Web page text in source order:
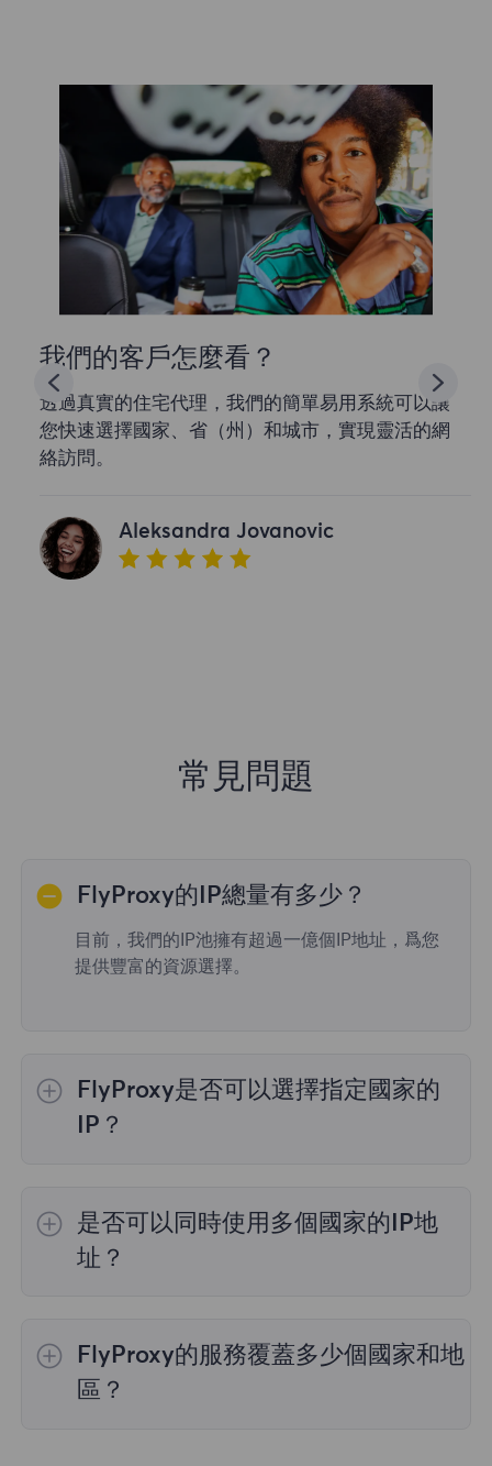
我們的客戶怎麼看？
透過真實的住宅代理，我們的簡單易用系統可以讓
您快速選擇國家、省（州）和城市，實現靈活的網
絡訪問。
Aleksandra Jovanovic
常見問題
FlyProxy的IP總量有多少？
目前，我們的IP池擁有超過一億個IP地址，爲您
提供豐富的資源選擇。
FlyProxy是否可以選擇指定國家的
IP？
的代理選擇； 靜態住宅代理提供36個國家的代
理，購買時您可以選擇所需的國家。
是否可以同時使用多個國家的IP地
址？
有用。您可以在管理面板中自由選擇和切換不同
國家的IP地址。
FlyProxy的服務覆蓋多少個國家和地
區？